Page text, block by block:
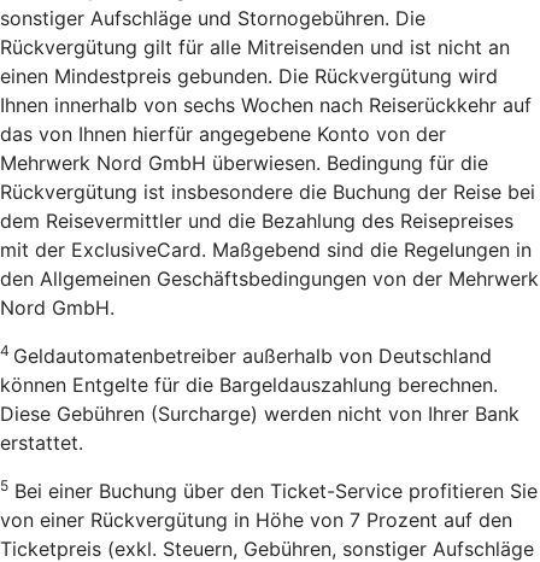
sonstiger Aufschläge und Stornogebühren. Die
Rückvergütung gilt für alle Mitreisenden und ist nicht an
einen Mindestpreis gebunden. Die Rückvergütung wird
Ihnen innerhalb von sechs Wochen nach Reiserückkehr auf
das von Ihnen hierfür angegebene Konto von der
Mehrwerk Nord GmbH überwiesen. Bedingung für die
Rückvergütung ist insbesondere die Buchung der Reise bei
dem Reisevermittler und die Bezahlung des Reisepreises
mit der ExclusiveCard. Maßgebend sind die Regelungen in
den Allgemeinen Geschäftsbedingungen von der Mehrwerk
Nord GmbH.
4 Geldautomatenbetreiber außerhalb von Deutschland
können Entgelte für die Bargeldauszahlung berechnen.
Diese Gebühren (Surcharge) werden nicht von Ihrer Bank
erstattet.
5 Bei einer Buchung über den Ticket-Service profitieren Sie
von einer Rückvergütung in Höhe von 7 Prozent auf den
Ticketpreis (exkl. Steuern, Gebühren, sonstiger Aufschläge